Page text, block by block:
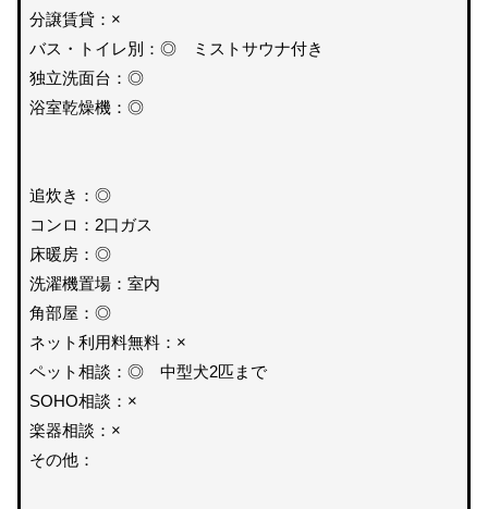
分譲賃貸：×
バス・トイレ別：◎ ミストサウナ付き
独立洗面台：◎
浴室乾燥機：◎
追炊き：◎
コンロ：2口ガス
床暖房：◎
洗濯機置場：室内
角部屋：◎
ネット利用料無料：×
ペット相談：◎ 中型犬2匹まで
SOHO相談：×
楽器相談：×
その他：